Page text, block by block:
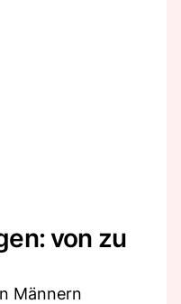
von zu
Männern